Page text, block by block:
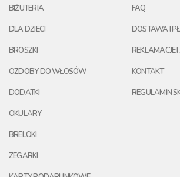
BIŻUTERIA
DLA DZIECI
BROSZKI
OZDOBY DO WŁOSÓW
DODATKI
OKULARY
BRELOKI
ZEGARKI
FAQ
DOSTAWA I
REKLAMACJE
KONTAKT
REGULAMIN